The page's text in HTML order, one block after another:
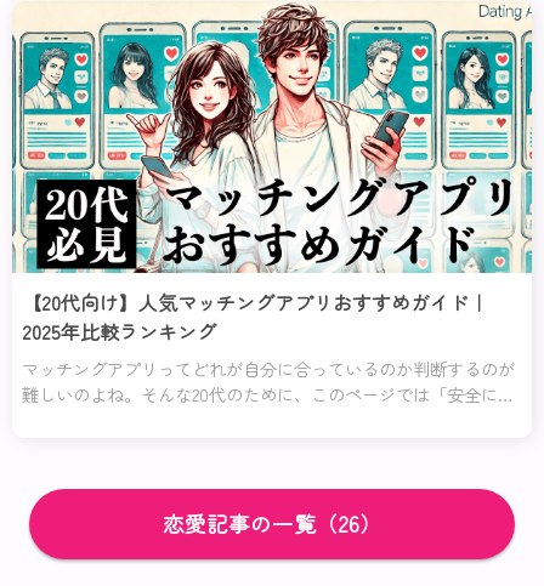
でまとめてみたの。
【20代向け】人気マッチングアプリおすすめガイド｜
2025年比較ランキング
マッチングアプリってどれが自分に合っているのか判断するのが
難しいのよね。そんな20代のために、このページでは「安全に使
恋愛記事の一覧（26）